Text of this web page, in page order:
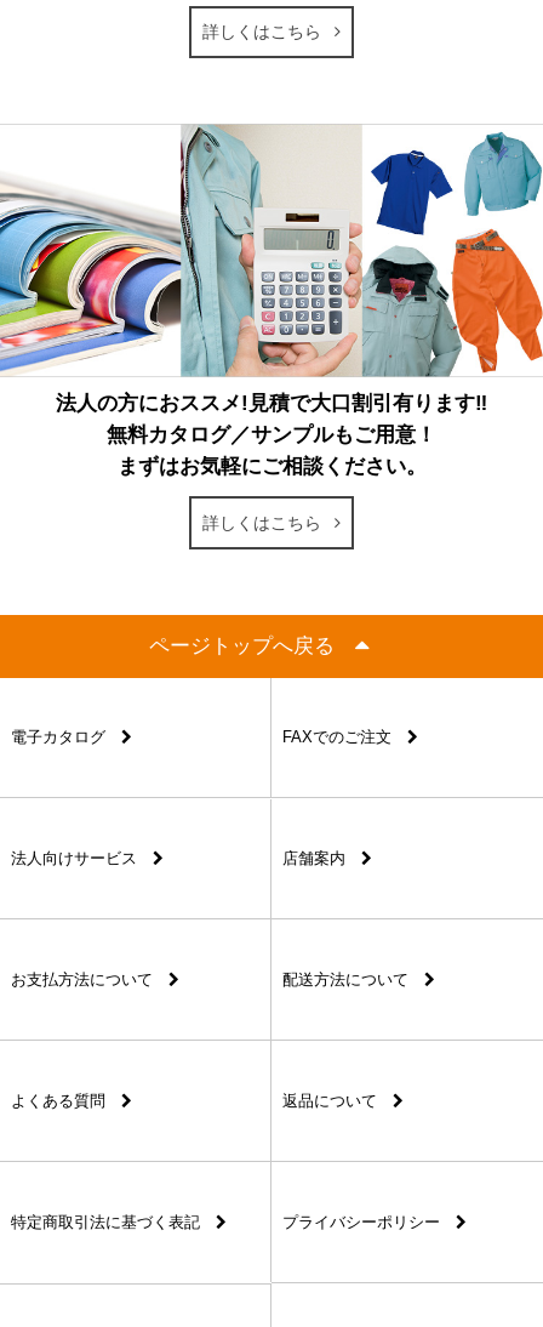
詳しくはこちら
法人の方におススメ!見積で大口割引有ります‼
無料カタログ／サンプルもご用意！
まずはお気軽にご相談ください。
詳しくはこちら
ページトップへ戻る
電子カタログ FAXでのご注文
法人向けサービス 店舗案内
お支払方法について 配送方法について
よくある質問 返品について
特定商取引法に基づく表記 プライバシーポリシー